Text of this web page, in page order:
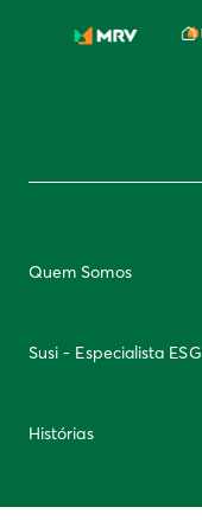
Quem Somos
Susi - Especialista ESG
Histórias
Newsletter